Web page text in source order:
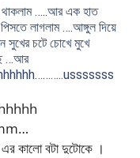
থাকলাম …..আর এক হাত
লাগলাম ….আঙ্গুল দিয়ে
সুখের চটে চোখে মুখে
…আর
কালো বটা দুটোকে ।